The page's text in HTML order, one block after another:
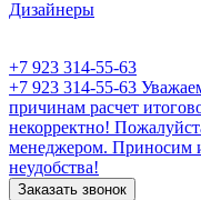
Дизайнеры
+7 923 314-55-63
+7 923 314-55-63
причинам расчет
некорректно!
менеджером. Приносим
неудобства!
Заказать звонок